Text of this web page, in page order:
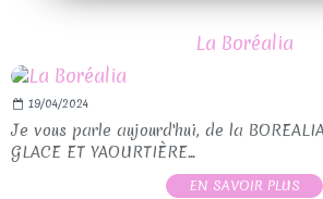
La Boréalia
19/04/2024
Je vous parle aujourd'hui, de la
GLACE ET YAOURTIÈRE...
EN SAVOIR PLUS